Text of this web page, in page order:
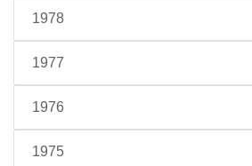
1978
1977
1976
1975